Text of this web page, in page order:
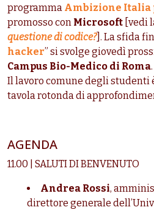
programma Ambizione Italia
promosso con Microsoft [vedi
questione di codice?]. La sfida
hacker” si svolge giovedì
Campus Bio-Medico di Roma.
Il lavoro comune degli studenti
tavola rotonda di
AGENDA
11.00 | SALUTI DI BENVENUTO
Andrea Rossi,
direttore generale